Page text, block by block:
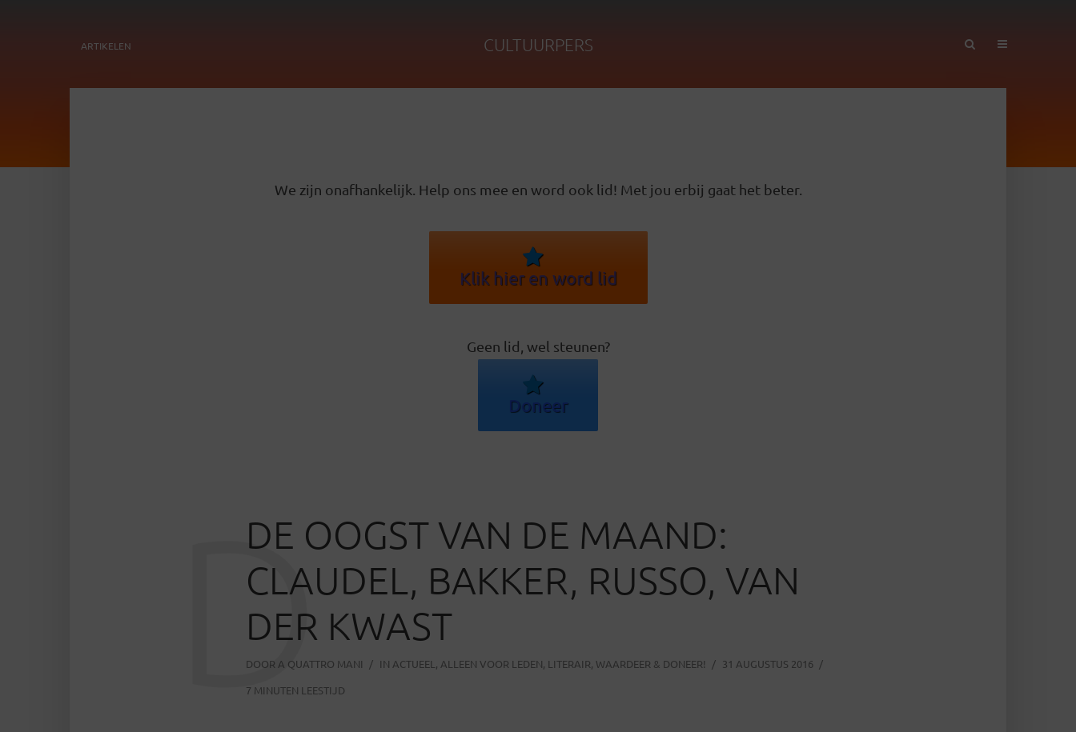
ARTIKELEN CULTUURPERS
We zijn onafhankelijk. Help ons mee en word ook lid! Met jou erbij gaat het beter.
Klik hier en word lid
Geen lid, wel steunen?
Doneer
DE OOGST VAN DE MAAND:
CLAUDEL, BAKKER, RUSSO, VAN
DER KWAST
DOOR A QUATTRO MANI IN ACTUEEL , ALLEEN VOOR LEDEN, LITERAIR, WAARDEER & DONEER!
31 AUGUSTUS 2016
7 MINUTEN LEESTIJD
D